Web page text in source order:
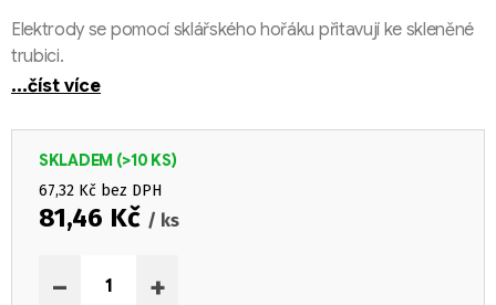
SKLADEM (>10 KS)
81,46 Kč / ks
67,32 Kč bez DPH
+
−
Elektrody se pomocí sklářského hořáku přitavují ke skleněné
trubici.
...číst více